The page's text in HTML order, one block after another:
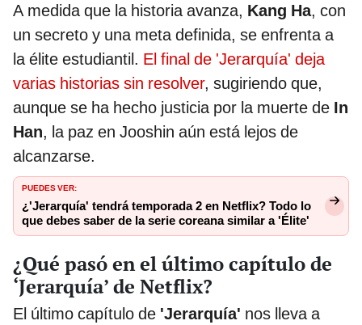
A medida que la historia avanza, Kang Ha, con
un secreto y una meta definida, se enfrenta a
la élite estudiantil. El final de 'Jerarquía' deja
varias historias sin resolver, sugiriendo que,
aunque se ha hecho justicia por la muerte de In
Han, la paz en Jooshin aún está lejos de
alcanzarse.
PUEDES VER:
¿'Jerarquía' tendrá temporada 2 en Netflix? Todo lo
que debes saber de la serie coreana similar a 'Élite'
¿Qué pasó en el último capítulo de
‘Jerarquía’ de Netflix?
El último capítulo de 'Jerarquía' nos lleva a